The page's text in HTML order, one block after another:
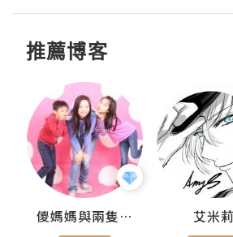
推薦博客
儍媽媽與兩隻小魔怪之家 艾米莉